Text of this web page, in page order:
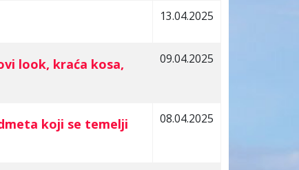
13.04.2025
look, kraća kosa,
09.04.2025
koji se temelji
08.04.2025